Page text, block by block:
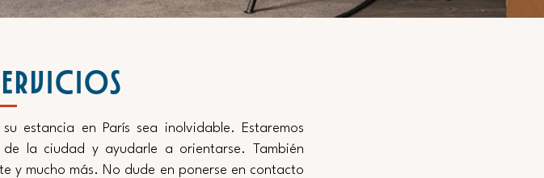
estancia en París sea inolvidable. Estaremos
la ciudad y ayudarle a orientarse. También
y mucho más. No dude en ponerse en contacto